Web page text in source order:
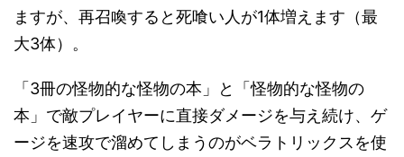
ますが、再召喚すると死喰い人が1体増えます（最
大3体）。
「3冊の怪物的な怪物の本」と「怪物的な怪物の
本」で敵プレイヤーに直接ダメージを与え続け、ゲ
ージを速攻で溜めてしまうのがベラトリックスを使